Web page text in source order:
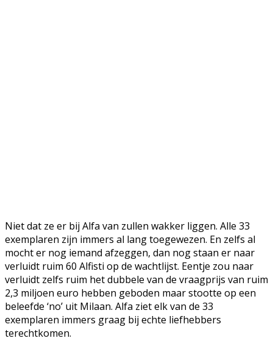
Niet dat ze er bij Alfa van zullen wakker liggen. Alle 33
exemplaren zijn immers al lang toegewezen. En zelfs al
mocht er nog iemand afzeggen, dan nog staan er naar
verluidt ruim 60 Alfisti op de wachtlijst. Eentje zou naar
verluidt zelfs ruim het dubbele van de vraagprijs van ruim
2,3 miljoen euro hebben geboden maar stootte op een
beleefde ‘no’ uit Milaan. Alfa ziet elk van de 33
exemplaren immers graag bij echte liefhebbers
terechtkomen.